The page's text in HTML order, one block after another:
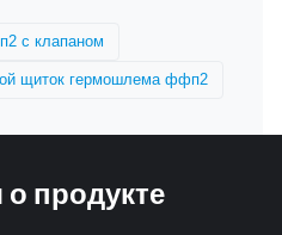
с клапаном
щиток гермошлема ффп2
продукте